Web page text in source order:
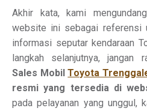
Akhir kata, kami
website ini sebagai referensi
informasi seputar kendaraan
langkah selanjutnya, jangan
Sales MobilToyota
resmi yang tersedia di
pada pelayanan yang unggul,